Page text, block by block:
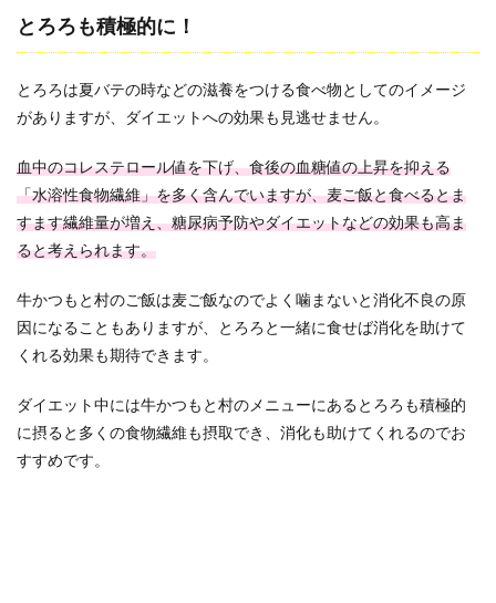
とろろも積極的に！
とろろは夏バテの時などの滋養をつける食べ物としてのイメージ
がありますが、ダイエットへの効果も見逃せません。
血中のコレステロール値を下げ、食後の血糖値の上昇を抑える
「水溶性食物繊維」を多く含んでいますが、麦ご飯と食べるとま
すます繊維量が増え、糖尿病予防やダイエットなどの効果も高ま
ると考えられます。
牛かつもと村のご飯は麦ご飯なのでよく噛まないと消化不良の原
因になることもありますが、とろろと一緒に食せば消化を助けて
くれる効果も期待できます。
ダイエット中には牛かつもと村のメニューにあるとろろも積極的
に摂ると多くの食物繊維も摂取でき、消化も助けてくれるのでお
すすめです。